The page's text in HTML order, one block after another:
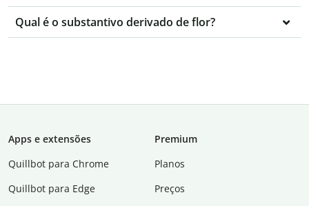
Qual é o substantivo derivado de flor?
Apps e extensões
Quillbot para Chrome
Quillbot para Edge
Premium
Planos
Preços